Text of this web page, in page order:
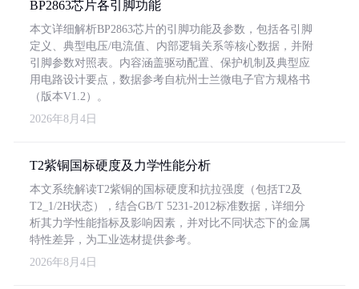
BP2863芯片各引脚功能
本文详细解析BP2863芯片的引脚功能及参数，包括各引脚
定义、典型电压/电流值、内部逻辑关系等核心数据，并附
引脚参数对照表。内容涵盖驱动配置、保护机制及典型应
用电路设计要点，数据参考自杭州士兰微电子官方规格书
（版本V1.2）。
2026年8月4日
T2紫铜国标硬度及力学性能分析
本文系统解读T2紫铜的国标硬度和抗拉强度（包括T2及
T2_1/2H状态），结合GB/T 5231-2012标准数据，详细分
析其力学性能指标及影响因素，并对比不同状态下的金属
特性差异，为工业选材提供参考。
2026年8月4日